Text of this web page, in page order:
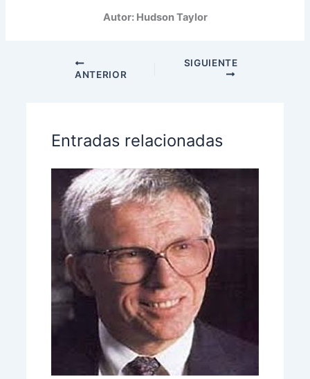
Autor: Hudson Taylor
ANTERIOR
SIGUIENTE
Entradas relacionadas